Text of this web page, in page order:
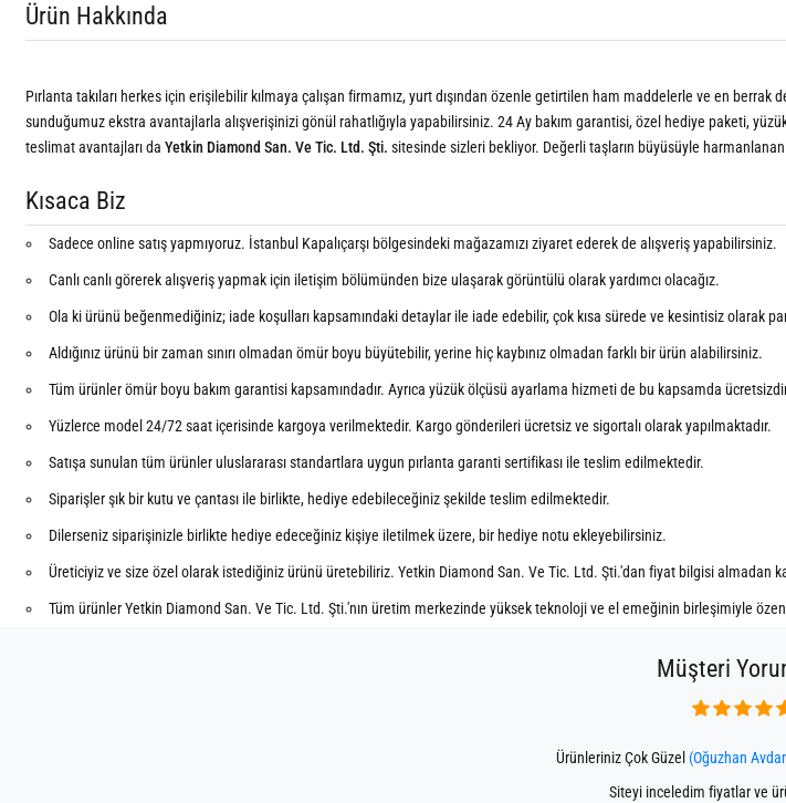
Ürün Hakkında
Pırlanta takıları herkes için erişilebilir kılmaya çalışan firmamız, yurt dışından özenle getirtilen ham maddelerle ve en
sunduğumuz ekstra avantajlarla alışverişinizi gönül rahatlığıyla yapabilirsiniz. 24 Ay bakım garantisi, özel hediye paketi,
teslimat avantajları da Yetkin Diamond San. Ve Tic. Ltd. Şti. sitesinde sizleri bekliyor. Değerli taşların büyüsüyle
Kısaca Biz
Sadece online satış yapmıyoruz. İstanbul Kapalıçarşı bölgesindeki mağazamızı ziyaret ederek de alışveriş yapabilirsiniz.
Canlı canlı görerek alışveriş yapmak için iletişim bölümünden bize ulaşarak görüntülü olarak yardımcı olacağız.
Ola ki ürünü beğenmediğiniz; iade koşulları kapsamındaki detaylar ile iade edebilir, çok kısa sürede ve kesintisiz olarak
Aldığınız ürünü bir zaman sınırı olmadan ömür boyu büyütebilir, yerine hiç kaybınız olmadan farklı bir ürün alabilirsiniz.
Tüm ürünler ömür boyu bakım garantisi kapsamındadır. Ayrıca yüzük ölçüsü ayarlama hizmeti de bu kapsamda
Yüzlerce model 24/72 saat içerisinde kargoya verilmektedir. Kargo gönderileri ücretsiz ve sigortalı olarak yapılmaktadır.
Satışa sunulan tüm ürünler uluslararası standartlara uygun pırlanta garanti sertifikası ile teslim edilmektedir.
Siparişler şık bir kutu ve çantası ile birlikte, hediye edebileceğiniz şekilde teslim edilmektedir.
Dilerseniz siparişinizle birlikte hediye edeceğiniz kişiye iletilmek üzere, bir hediye notu ekleyebilirsiniz.
Üreticiyiz ve size özel olarak istediğiniz ürünü üretebiliriz. Yetkin Diamond San. Ve Tic. Ltd. Şti.'dan fiyat bilgisi almadan
Tüm ürünler Yetkin Diamond San. Ve Tic. Ltd. Şti.'nın üretim merkezinde yüksek teknoloji ve el emeğinin birleşimiyle
Müşteri
Ürünleriniz Çok Güzel (Oğuzhan
Siteyi inceledim fiyatlar ve